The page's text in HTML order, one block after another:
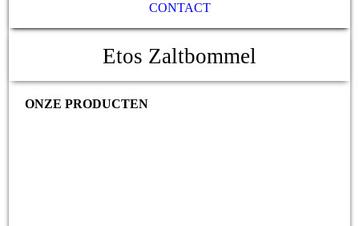
CONTACT
Etos Zaltbommel
ONZE PRODUCTEN